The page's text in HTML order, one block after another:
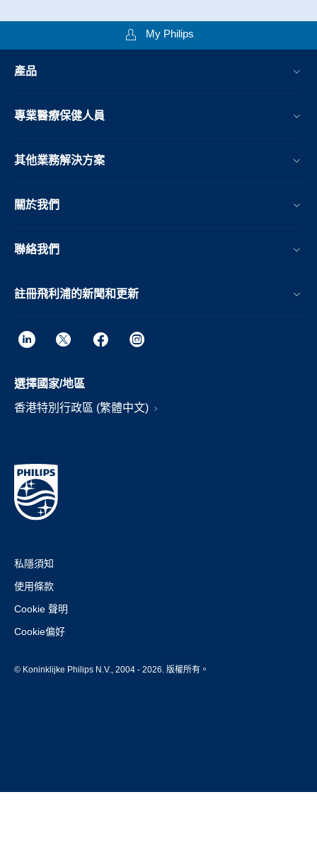
My Philips
產品
專業醫療保健人員
其他業務解決方案​
關於我們
聯絡我們
註冊飛利浦的新聞和更新
選擇國家/地區
香港特別行政區 (繁體中文)
私隱須知
使用條款
Cookie 聲明
Cookie偏好
© Koninklijke Philips N.V., 2004 - 2026. 版權所有。